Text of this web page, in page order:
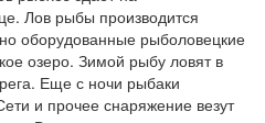
Лов рыбы производится
оборудованные рыболовецкие
озеро. Зимой рыбу ловят в
Еще с ночи рыбаки
и прочее снаряжение везут